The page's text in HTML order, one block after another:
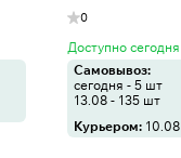
0
Доступно сегодня
Самовывоз:
сегодня - 5 шт
13.08 - 135 шт
Курьером:10.08